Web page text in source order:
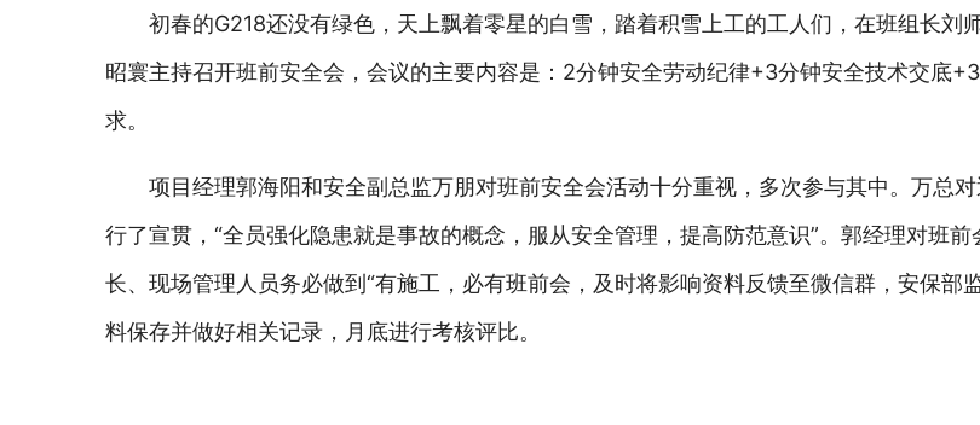
初春的G218还没有绿色，天上飘着零星的白雪，踏着积雪上工的工人们，在班组长刘
昭寰主持召开班前安全会，会议的主要内容是：2分钟安全劳动纪律+3分钟安全技术交底
求。
项目经理郭海阳和安全副总监万朋对班前安全会活动十分重视，多次参与其中。万总
行了宣贯，“全员强化隐患就是事故的概念，服从安全管理，提高防范意识”。郭经理对班
长、现场管理人员务必做到“有施工，必有班前会，及时将影响资料反馈至微信群，安保部
料保存并做好相关记录，月底进行考核评比。